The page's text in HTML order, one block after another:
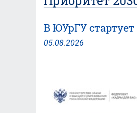
В ЮУрГУ
05.08.2026